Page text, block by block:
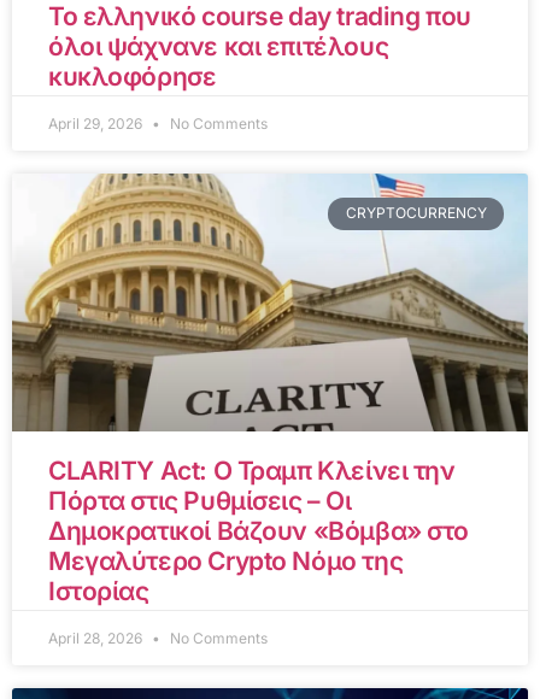
Το ελληνικό course day trading που
όλοι ψάχνανε και επιτέλους
κυκλοφόρησε
April 29, 2026 No Comments
CRYPTOCURRENCY
CLARITY Act: Ο Τραμπ Κλείνει την
Πόρτα στις Ρυθμίσεις – Οι
Δημοκρατικοί Βάζουν «Βόμβα» στο
Μεγαλύτερο Crypto Νόμο της
Ιστορίας
April 28, 2026 No Comments